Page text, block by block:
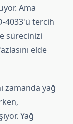
Ama
4033'ü tercih
sürecinizi
elde
zamanda yağ
Yağ